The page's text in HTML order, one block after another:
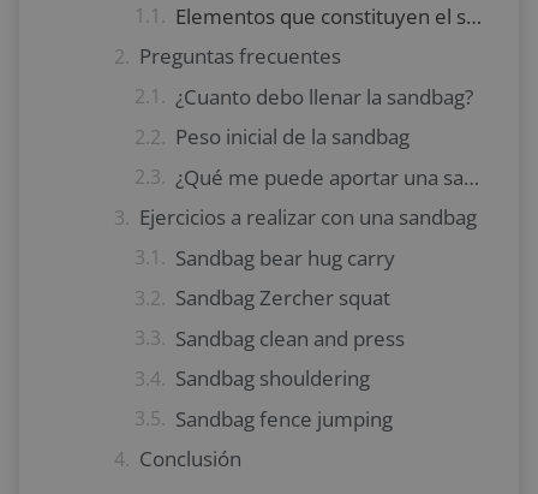
Elementos que constituyen el saco de arena
Preguntas frecuentes
¿Cuanto debo llenar la sandbag?
Peso inicial de la sandbag
¿Qué me puede aportar una sandbag que no consiga con una barra y unos discos?
Ejercicios a realizar con una sandbag
Sandbag bear hug carry
Sandbag Zercher squat
Sandbag clean and press
Sandbag shouldering
Sandbag fence jumping
Conclusión